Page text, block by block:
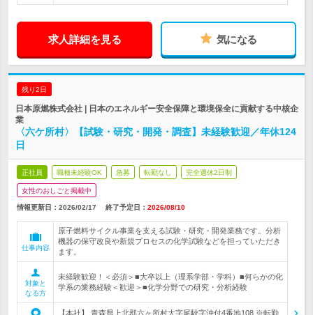
求人詳細を見る 気になる
残り2日
日本原燃株式会社 | 日本のエネルギー安全保障と環境保全に貢献する中核企
業
〈六ケ所村〉【試験・研究・開発・調査】未経験歓迎／年休124
日
正社員 職種未経験OK 急募 転勤なし 完全週休2日制
女性のおしごと掲載中
情報更新日：2026/02/17 終了予定日： 2026/08/10
仕事内容
原子燃料サイクル事業を支える試験・研究・開発業務です。分析
機器の保守改良や新規プロセスの化学試験などを担っていただき
ます。
対象と
なる方
未経験歓迎！＜必須＞■大卒以上（理系学部・学科）■何らかの化
学系の業務経験＜歓迎＞■化学分野での研究・分析経験
【本社】 青森県上北郡六ヶ所村大字尾駮字沖付4番地108 ※転勤